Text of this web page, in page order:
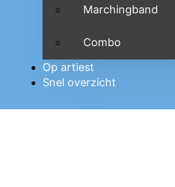
Marchingband
Combo
Op artiest
Snel overzicht